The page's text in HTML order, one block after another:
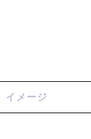
イメージ